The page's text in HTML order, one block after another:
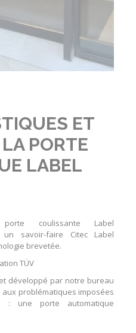
ET
PORTE
LABEL
porte coulissante Label
un savoir-faire Citec Label
brevetée.
TÜV
développé par notre bureau
problématiques imposées
: une porte automatique